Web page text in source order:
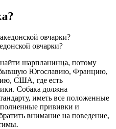
овчарки?
шарпланинца, потому
бывшую Югославию, Францию,
США, где есть
Собака должна
иметь все положенные
прививки и
внимание на поведение,